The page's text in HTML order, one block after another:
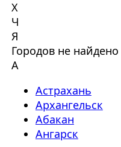
Х
Ч
Я
Городов не найдено
А
Астрахань
Архангельск
Абакан
Ангарск